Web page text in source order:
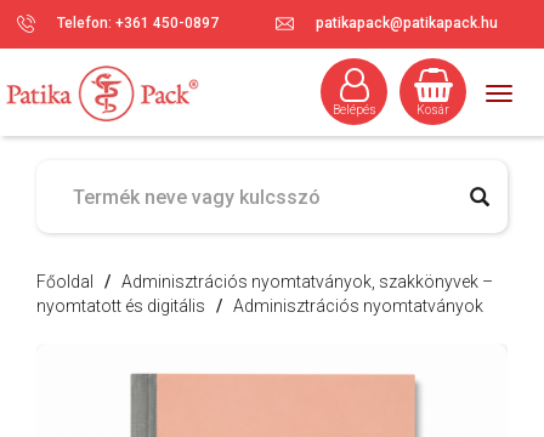
Telefon: +361 450-0897 patikapack@patikapack.hu
Kosár
Belépés
Főoldal / Adminisztrációs nyomtatványok, szakkönyvek –
nyomtatott és digitális / Adminisztrációs nyomtatványok